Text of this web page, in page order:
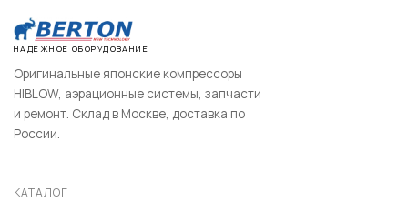
НАДЁЖНОЕ ОБОРУДОВАНИЕ
Оригинальные японские компрессоры
HIBLOW, аэрационные системы, запчасти
и ремонт. Склад в Москве, доставка по
России.
КАТАЛОГ